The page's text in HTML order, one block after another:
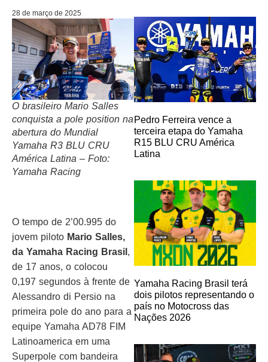
28 de março de 2025
O brasileiro Mario Salles
conquista a pole position na
abertura do Mundial
Yamaha R3 BLU CRU
América Latina – Foto:
Yamaha Racing
O tempo de 2’00.995 do
jovem piloto Mario Salles,
da Yamaha Racing Brasil ,
de 17 anos, o colocou
0,197 segundos à frente de
Alessandro di Persio na
primeira pole do ano para a
equipe Yamaha AD78 FIM
Latinoamerica em uma
Superpole com bandeira
Pedro Ferreira vence a
terceira etapa do Yamaha
R15 BLU CRU América
Latina
Yamaha Racing Brasil terá
dois pilotos representando o
país no Motocross das
Nações 2026